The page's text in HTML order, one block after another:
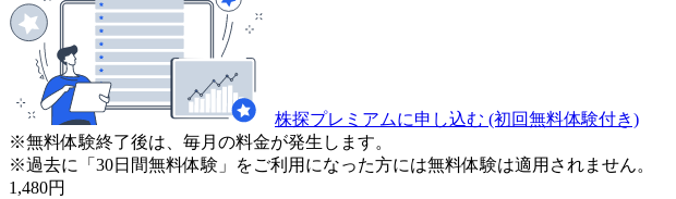
株探プレミアムに申し込む (初回無料体験付き)
※無料体験終了後は、毎月の料金が発生します。
※過去に「30日間無料体験」をご利用になった方には無料体験は適用されません。
1,480円